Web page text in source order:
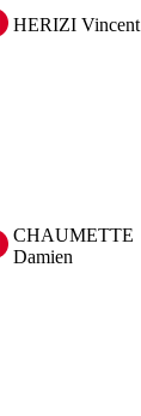
HERIZI Vincent
CHAUMETTE
Damien